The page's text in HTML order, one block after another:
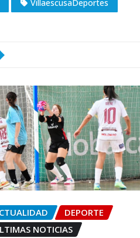
VillaescusaDeportes
DEPORTE
NOTICIAS